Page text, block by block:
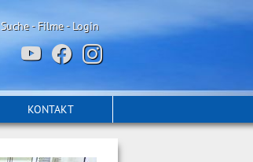
Suche-Filme -Login
KONTAKT